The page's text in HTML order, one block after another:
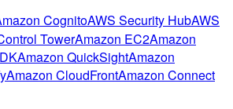
CognitoAWS Security HubAWS
TowerAmazon EC2Amazon
Amazon QuickSightAmazon
Amazon CloudFrontAmazon Connect